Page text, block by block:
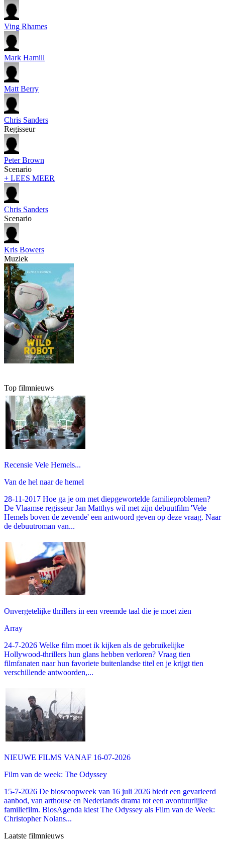
Ving Rhames
Mark Hamill
Matt Berry
Chris Sanders
Regisseur
Peter Brown
Scenario
+ LEES MEER
Chris Sanders
Scenario
Kris Bowers
Muziek
Top filmnieuws
Recensie Vele Hemels...
Van de hel naar de hemel
28-11-2017 Hoe ga je om met diepgewortelde familieproblemen?
De Vlaamse regisseur Jan Matthys wil met zijn debuutfilm 'Vele
Hemels boven de zevende' een antwoord geven op deze vraag. Naar
de debuutroman van...
Onvergetelijke thrillers in een vreemde taal die je moet zien
Array
24-7-2026 Welke film moet ik kijken als de gebruikelijke
Hollywood-thrillers hun glans hebben verloren? Vraag tien
filmfanaten naar hun favoriete buitenlandse titel en je krijgt tien
verschillende antwoorden,...
NIEUWE FILMS VANAF 16-07-2026
Film van de week: The Odyssey
15-7-2026 De bioscoopweek van 16 juli 2026 biedt een gevarieerd
aanbod, van arthouse en Nederlands drama tot een avontuurlijke
familiefilm. BiosAgenda kiest The Odyssey als Film van de Week:
Christopher Nolans...
Laatste filmnieuws